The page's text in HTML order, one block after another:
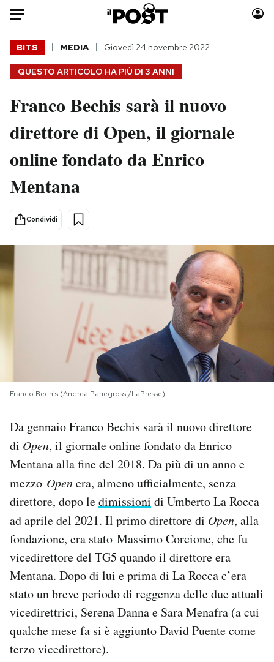
Auto
HOME
Italia
Politica
Tecnologia
Scienza
Cultura
Economia
Sport
Moda
Consumismi
Storie/Idee
Mondiali calcio 2026
NEWSLETTER
I MIEI PREFERITI
CALENDARIO
AREA PERSONALE
Area Personale
Newsletter
Notifiche mobile
Regala il Post
Hai bisogno di aiuto?
QUESTO ARTICOLO HA PIÙ DI 3 ANNI
BITS MEDIA Giovedì 24 novembre 2022
Franco Bechis sarà il nuovo
direttore di Open, il giornale
online fondato da Enrico
Mentana
Condividi
Franco Bechis (Andrea Panegrossi/LaPresse)
Da gennaio Franco Bechis sarà il nuovo direttore
di Open, il giornale online fondato da Enrico
Mentana alla fine del 2018. Da più di un anno e
mezzo Openera, almeno ufficialmente, senza
direttore, dopo ledimissioni di Umberto La Rocca
ad aprile del 2021. Il primo direttore di Open, alla
fondazione, era stato Massimo Corcione, che fu
vicedirettore del TG5 quando il direttore era
Mentana. Dopo di lui e prima di La Rocca c’era
stato un breve periodo di reggenza delle due attuali
vicedirettrici, Serena Danna e Sara Menafra (a cui
qualche mese fa si è aggiunto David Puente come
terzo vicedirettore).